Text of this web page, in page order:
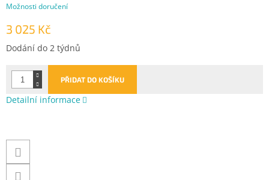
3 025 Kč
Měrná
Dodání do 2 týdnů
Možnosti doručení
PŘIDAT DO KOŠÍKU
Detailní informace